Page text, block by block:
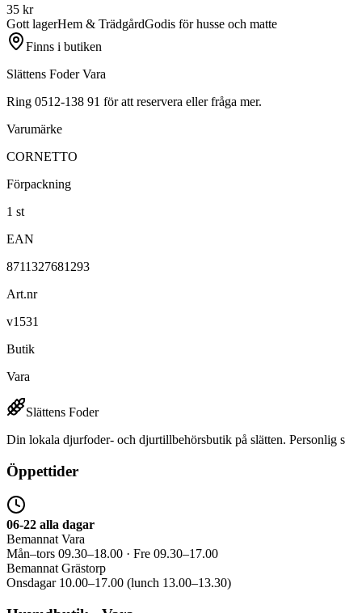
35 kr
Gott lagerHem & TrädgårdGodis för husse och matte
Finns i butiken
Slättens Foder Vara
Ring 0512-138 91 för att reservera eller fråga mer.
Varumärke
CORNETTO
Förpackning
1 st
EAN
8711327681293
Art.nr
v1531
Butik
Vara
Slättens Foder
Din lokala djurfoder- och djurtillbehörsbutik på slätten.
Öppettider
06-22 alla dagar
Bemannat Vara
Mån–tors 09.30–18.00 · Fre 09.30–17.00
Bemannat Grästorp
Onsdagar 10.00–17.00 (lunch 13.00–13.30)